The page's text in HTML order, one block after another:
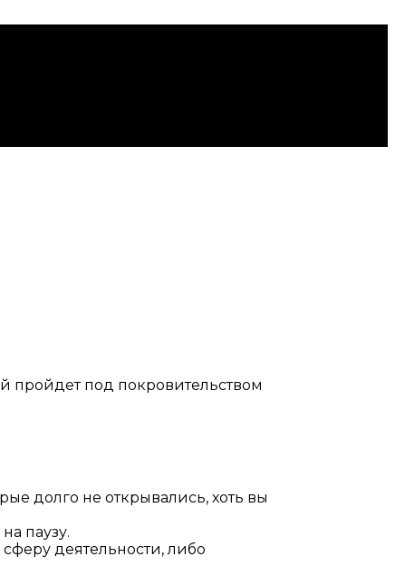
пройдет под покровительством
долго не открывались, хоть вы
паузу.
деятельности, либо